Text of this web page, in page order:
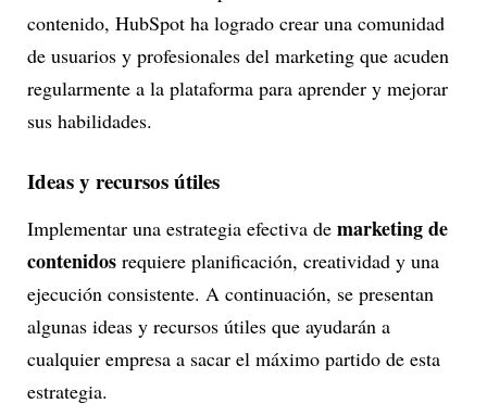
contenido, HubSpot ha logrado crear una comunidad
de usuarios y profesionales del marketing que acuden
regularmente a la plataforma para aprender y mejorar
sus habilidades.
Ideas y recursos útiles
Implementar una estrategia efectiva de marketing de
contenidos requiere planificación, creatividad y una
ejecución consistente. A continuación, se presentan
algunas ideas y recursos útiles que ayudarán a
cualquier empresa a sacar el máximo partido de esta
estrategia.